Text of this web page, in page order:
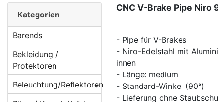
CNC V-Brake Pipe Niro
- Pipe für V-Brakes
- Niro-Edelstahl mit
innen
- Länge: medium
- Standard-Winkel (90°)
- Lieferung ohne
Kategorien
Barends
Bekleidung /
Protektoren
Beleuchtung/Reflektoren